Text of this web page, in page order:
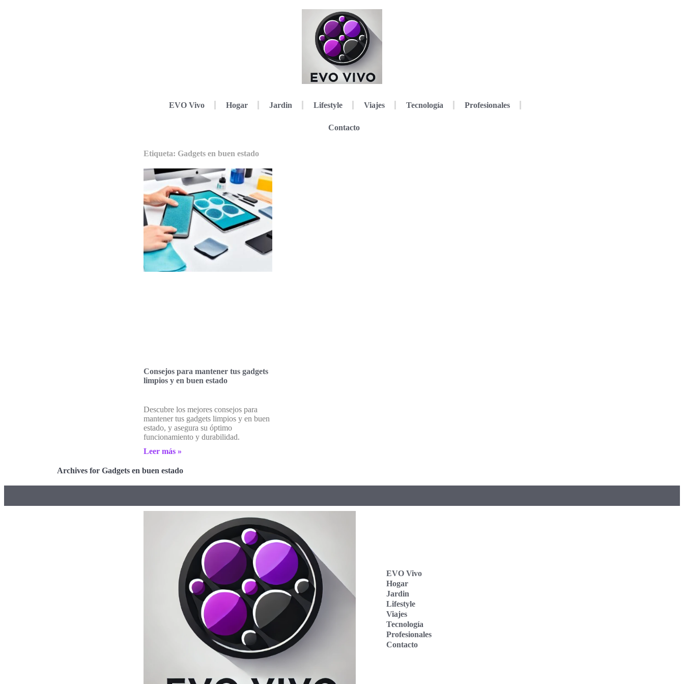
EVO Vivo Hogar Jardin Lifestyle Viajes Tecnología Profesionales
Contacto
Etiqueta: Gadgets en buen estado
Consejos para mantener tus gadgets
limpios y en buen estado
Descubre los mejores consejos para
mantener tus gadgets limpios y en buen
estado, y asegura su óptimo
funcionamiento y durabilidad.
Leer más »
Archives for Gadgets en buen estado
EVO Vivo
Hogar
Jardin
Lifestyle
Viajes
Tecnología
Profesionales
Contacto